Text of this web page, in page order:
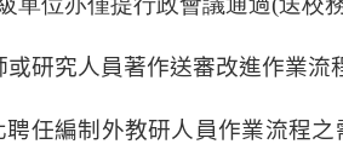
研究人員著作送審改進作業流
聘任編制外教研人員作業流程